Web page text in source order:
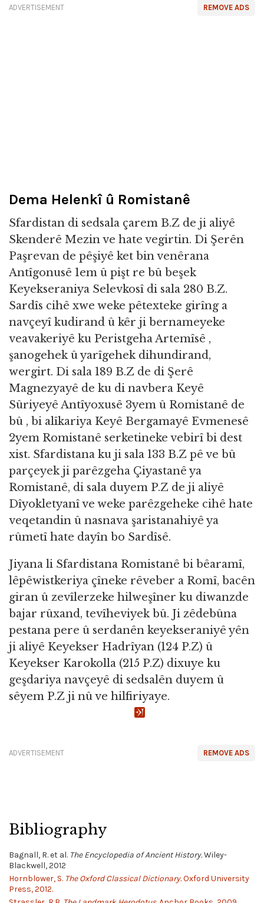
REMOVE ADS
ADVERTISEMENT
Dema Helenkî û Romistanê
Sfardistan di sedsala çarem B.Z de ji aliyê
Skenderê Mezin ve hate vegirtin. Di Şerên
Paşrevan de pêşiyê ket bin venêrana
Antîgonusê 1em û pişt re bû beşek
Keyekseraniya Selevkosî di sala 280 B.Z.
Sardîs cihê xwe weke pêtexteke girîng a
navçeyî kudirand û kêr ji bernameyeke
veavakeriyê ku Peristgeha Artemîsê ,
şanogehek û yarîgehek dihundirand,
wergirt. Di sala 189 B.Z de di Şerê
Magnezyayê de ku di navbera Keyê
Sûriyeyê Antîyoxusê 3yem û Romistanê de
bû , bi alîkariya Keyê Bergamayê Evmenesê
2yem Romistanê serketineke vebirî bi dest
xist. Sfardistana ku ji sala 133 B.Z pê ve bû
parçeyek ji parêzgeha Çiyastanê ya
Romistanê, di sala duyem P.Z de ji aliyê
Dîyokletyanî ve weke parêzgeheke cihê hate
veqetandin û nasnava şaristanahiyê ya
rûmetî hate dayîn bo Sardîsê.
Jiyana li Sfardistana Romistanê bi bêaramî,
lêpêwistkeriya çîneke rêveber a Romî, bacên
giran û zevîlerzeke hilweşîner ku diwanzde
bajar rûxand, tevîheviyek bû. Ji zêdebûna
pestana pere û serdanên keyekseraniyê yên
ji aliyê Keyekser Hadrîyan (124 P.Z) û
Keyekser Karokolla (215 P.Z) dixuye ku
geşdariya navçeyê di sedsalên duyem û
sêyem P.Z ji nû ve hilfiriyaye.
REMOVE ADS
ADVERTISEMENT
Bibliography
Bagnall, R. et al. The Encyclopedia of Ancient History.Wiley-
Blackwell, 2012
Hornblower, S. The Oxford Classical Dictionary.Oxford University
Press, 2012.